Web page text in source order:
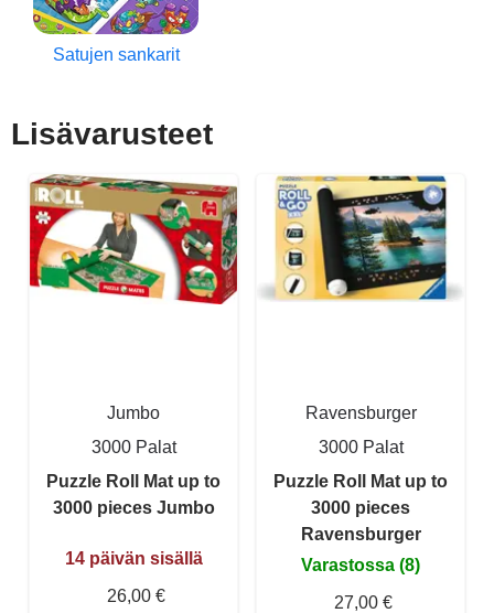
Satujen sankarit
Lisävarusteet
Jumbo
3000 Palat
Puzzle Roll Mat up to
3000 pieces Jumbo
14 päivän sisällä
26,00 €
Ravensburger
3000 Palat
Puzzle Roll Mat up to
3000 pieces
Ravensburger
Varastossa (8)
27,00 €